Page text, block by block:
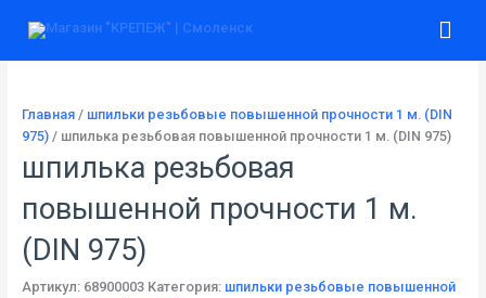
Главная/ шпильки резьбовые повышенной прочности 1 м. (DIN
975)/ шпилька резьбовая повышенной прочности 1 м. (DIN 975)
шпилька резьбовая
повышенной прочности 1 м.
(DIN 975)
Артикул: 68900003 Категория: шпильки резьбовые повышенной
товара
товара
товара
товара
товара
товара
товара
товара
товара
товара
товара
товара
товара
товара
товара